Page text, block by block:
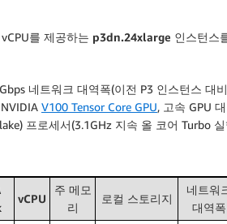
를 제공하는 p3dn.24xlarge 인스턴스
네트워크 대역폭(이전 P3 인스턴스 대
V100 Tensor Core GPU, 고속 GPU
프로세서(3.1GHz 지속 올 코어 Turbo
vCPU
주 메모
리
로컬 스토리지
네트워
대역폭